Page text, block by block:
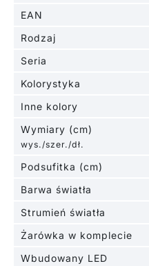
EAN
Rodzaj
Seria
Kolorystyka
Inne kolory
Wymiary (cm)
wys./szer./dł.
Podsufitka (cm)
Barwa światła
Strumień światła
Żarówka w komplecie
Wbudowany LED